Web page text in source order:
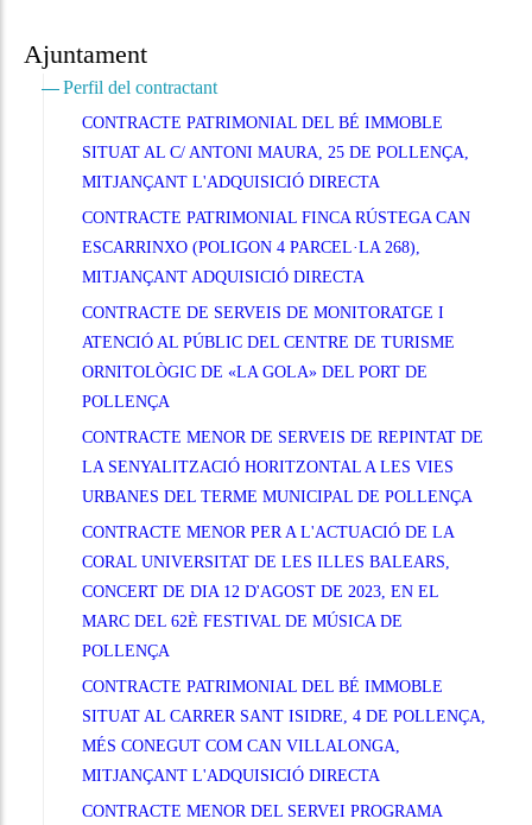
Ajuntament
Perfil del contractant
CONTRACTE PATRIMONIAL DEL BÉ IMMOBLE
SITUAT AL C/ ANTONI MAURA, 25 DE POLLENÇA,
MITJANÇANT L'ADQUISICIÓ DIRECTA
CONTRACTE PATRIMONIAL FINCA RÚSTEGA CAN
ESCARRINXO (POLIGON 4 PARCEL·LA 268),
MITJANÇANT ADQUISICIÓ DIRECTA
CONTRACTE DE SERVEIS DE MONITORATGE I
ATENCIÓ AL PÚBLIC DEL CENTRE DE TURISME
ORNITOLÒGIC DE «LA GOLA» DEL PORT DE
POLLENÇA
CONTRACTE MENOR DE SERVEIS DE REPINTAT DE
LA SENYALITZACIÓ HORITZONTAL A LES VIES
URBANES DEL TERME MUNICIPAL DE POLLENÇA
CONTRACTE MENOR PER A L'ACTUACIÓ DE LA
CORAL UNIVERSITAT DE LES ILLES BALEARS,
CONCERT DE DIA 12 D'AGOST DE 2023, EN EL
MARC DEL 62È FESTIVAL DE MÚSICA DE
POLLENÇA
CONTRACTE PATRIMONIAL DEL BÉ IMMOBLE
SITUAT AL CARRER SANT ISIDRE, 4 DE POLLENÇA,
MÉS CONEGUT COM CAN VILLALONGA,
MITJANÇANT L'ADQUISICIÓ DIRECTA
CONTRACTE MENOR DEL SERVEI PROGRAMA